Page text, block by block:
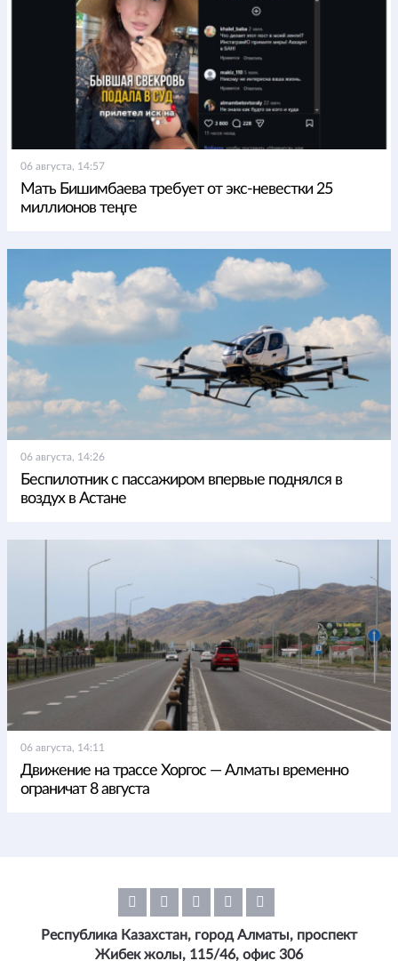
06 августа, 14:57
Мать Бишимбаева требует от экс-невестки 25
миллионов теңге
06 августа, 14:26
Беспилотник с пассажиром впервые поднялся в
воздух в Астане
06 августа, 14:11
Движение на трассе Хоргос — Алматы временно
ограничат 8 августа
Республика Казахстан, город Алматы, проспект
Жибек жолы, 115/46, офис 306